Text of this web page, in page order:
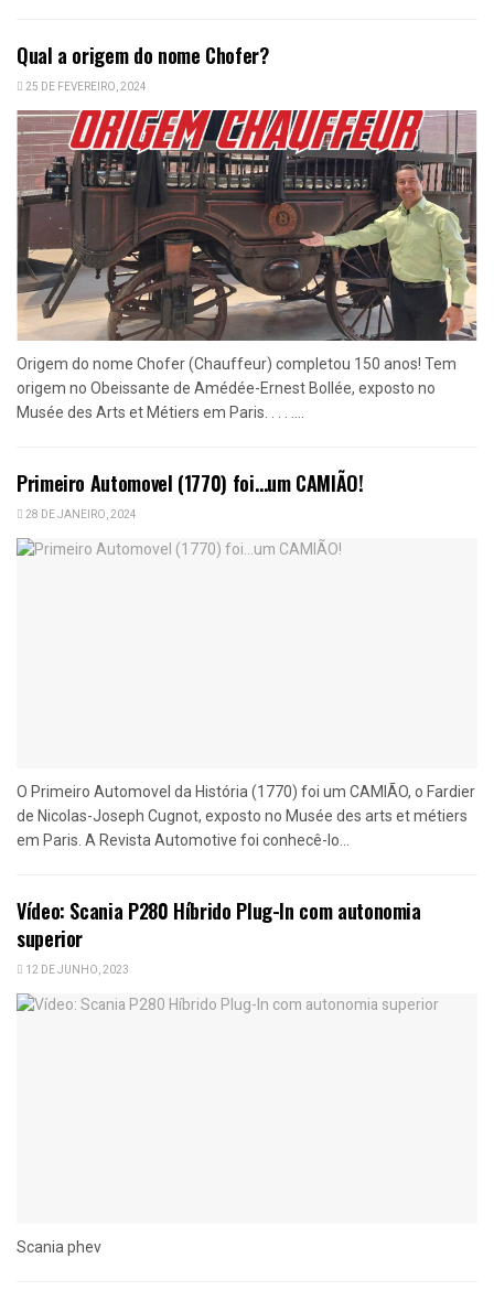
Qual a origem do nome Chofer?
25 DE FEVEREIRO, 2024
Origem do nome Chofer (Chauffeur) completou 150 anos! Tem
origem no Obeissante de Amédée-Ernest Bollée, exposto no
Musée des Arts et Métiers em Paris. . . . ....
Primeiro Automovel (1770) foi…um CAMIÃO!
28 DE JANEIRO, 2024
O Primeiro Automovel da História (1770) foi um CAMIÃO, o Fardier
de Nicolas-Joseph Cugnot, exposto no Musée des arts et métiers
em Paris. A Revista Automotive foi conhecê-lo...
Vídeo: Scania P280 Híbrido Plug-In com autonomia
superior
12 DE JUNHO, 2023
Scania phev